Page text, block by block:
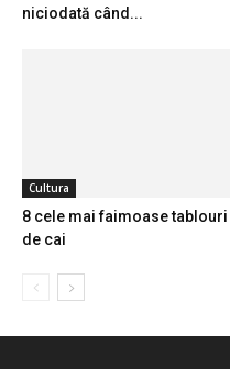
niciodată când...
Cultura
8 cele mai faimoase tablouri
de cai